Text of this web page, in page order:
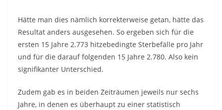
Hätte man dies nämlich korrekterweise getan, hätte das
Resultat anders ausgesehen. So ergeben sich für die
ersten 15 Jahre 2.773 hitzebedingte Sterbefälle pro Jahr
und für die darauf folgenden 15 Jahre 2.780. Also kein
signifikanter Unterschied.
Zudem gab es in beiden Zeiträumen jeweils nur sechs
Jahre, in denen es überhaupt zu einer statistisch